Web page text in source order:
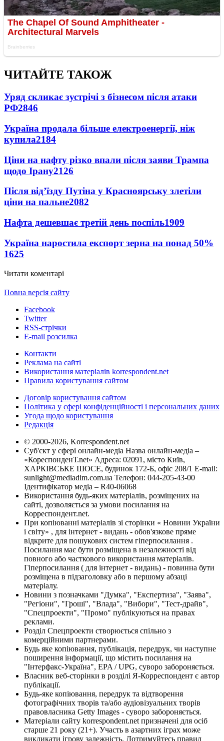
ЧИТАЙТЕ ТАКОЖ
Уряд скликає зустрічі з бізнесом після атаки
РФ2846
Україна продала більше електроенергії, ніж
купила2184
Ціни на нафту різко впали після заяви Трампа
щодо Ірану2126
Після від’їзду Путіна у Красноярську злетіли
ціни на пальне2082
Нафта дешевшає третій день поспіль1909
Україна наростила експорт зерна на понад 50%
1625
Читати коментарі
Повна версія сайту
Facebook
Twitter
RSS-стрічки
E-mail розсилка
Контакти
Реклама на сайті
Використання матеріалів korrespondent.net
Правила користування сайтом
Договір користування сайтом
Політика у сфері конфіденційності і персональних даних
Угода щодо користування
Редакція
© 2000-2026, Korrespondent.net
Суб'єкт у сфері онлайн-медіа Назва онлайн-медіа –
«КореспонденТ.net» Адреса: 02091, місто Київ,
ХАРКІВСЬКЕ ШОСЕ, будинок 172-Б, офіс 208/1 E-mail:
sunlight@mediadim.com.ua Телефон: 044-205-43-00
Ідентифікатор медіа – R40-06068
Використання будь-яких матеріалів, розміщених на
сайті, дозволяється за умови посилання на
Корреспондент.net.
При копіюванні матеріалів зі сторінки « Новини України
і світу» , для інтернет - видань - обов'язкове пряме
відкрите для пошукових систем гіперпосилання .
Посилання має бути розміщена в незалежності від
повного або часткового використання матеріалів.
Гіперпосилання ( для інтернет - видань) - повинна бути
розміщена в підзаголовку або в першому абзаці
матеріалу.
Новини з позначками "Думка", "Експертиза", "Заява",
"Регіони", "Гроші", "Влада", "Вибори", "Тест-драйв",
"Спецпроекти", "Промо" публікуються на правах
реклами.
Розділ Спецпроекти створюється спільно з
комерційними партнерами.
Будь яке копіювання, публікація, передрук, чи наступне
поширення інформації, що містить посилання на
"Інтерфакс-Україна", EPA / UPG, суворо забороняється.
Власник веб-сторінки в розділі Я-Корреспондент є автор
публікації.
Будь-яке копіювання, передрук та відтворення
фотографічних творів та/або аудіовізуальних творів
правовласника Getty Images - суворо забороняється.
Матеріали сайту korrespondent.net призначені для осіб
старше 21 року (21+). Участь в азартних іграх може
викликати ігрову залежність. Дотримуйтесь правил